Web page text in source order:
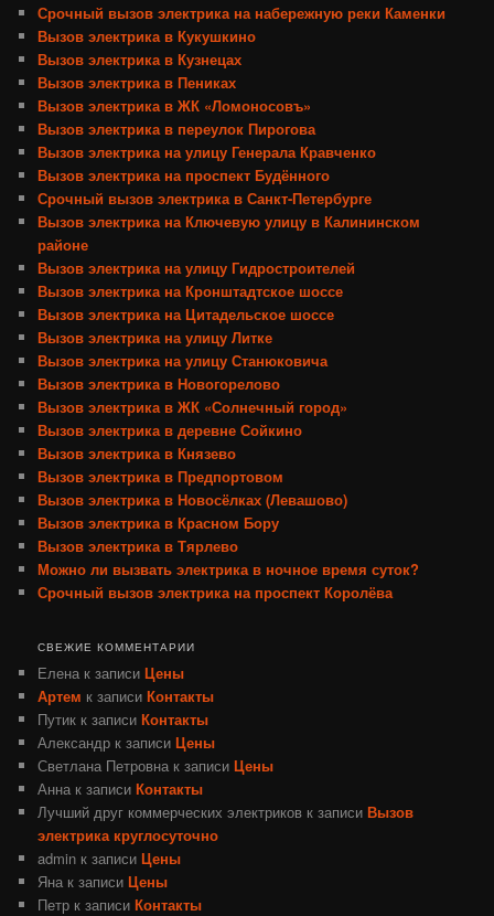
Срочный вызов электрика на набережную реки Каменки
Вызов электрика в Кукушкино
Вызов электрика в Кузнецах
Вызов электрика в Пениках
Вызов электрика в ЖК «Ломоносовъ»
Вызов электрика в переулок Пирогова
Вызов электрика на улицу Генерала Кравченко
Вызов электрика на проспект Будённого
Срочный вызов электрика в Санкт-Петербурге
Вызов электрика на Ключевую улицу в Калининском
районе
Вызов электрика на улицу Гидростроителей
Вызов электрика на Кронштадтское шоссе
Вызов электрика на Цитадельское шоссе
Вызов электрика на улицу Литке
Вызов электрика на улицу Станюковича
Вызов электрика в Новогорелово
Вызов электрика в ЖК «Солнечный город»
Вызов электрика в деревне Сойкино
Вызов электрика в Князево
Вызов электрика в Предпортовом
Вызов электрика в Новосёлках (Левашово)
Вызов электрика в Красном Бору
Вызов электрика в Тярлево
Можно ли вызвать электрика в ночное время суток?
Срочный вызов электрика на проспект Королёва
СВЕЖИЕ КОММЕНТАРИИ
Елена к записиЦены
Артем к записиКонтакты
Путик к записиКонтакты
Александр к записиЦены
Светлана Петровна к записиЦены
Анна к записиКонтакты
Лучший друг коммерческих электриков к записиВызов
электрика круглосуточно
admin к записиЦены
Яна к записиЦены
Петр к записиКонтакты